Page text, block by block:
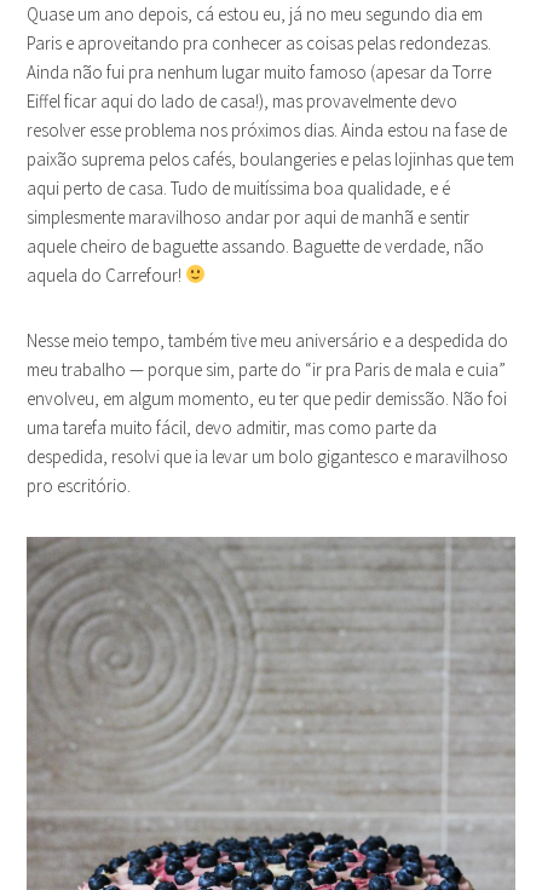
Quase um ano depois, cá estou eu, já no meu segundo dia em
Paris e aproveitando pra conhecer as coisas pelas redondezas.
Ainda não fui pra nenhum lugar muito famoso (apesar da Torre
Eiffel ficar aqui do lado de casa!), mas provavelmente devo
resolver esse problema nos próximos dias. Ainda estou na fase de
paixão suprema pelos cafés, boulangeries e pelas lojinhas que tem
aqui perto de casa. Tudo de muitíssima boa qualidade, e é
simplesmente maravilhoso andar por aqui de manhã e sentir
aquele cheiro de baguette assando. Baguette de verdade, não
aquela do Carrefour!
Nesse meio tempo, também tive meu aniversário e a despedida do
meu trabalho — porque sim, parte do “ir pra Paris de mala e cuia”
envolveu, em algum momento, eu ter que pedir demissão. Não foi
uma tarefa muito fácil, devo admitir, mas como parte da
despedida, resolvi que ia levar um bolo gigantesco e maravilhoso
pro escritório.